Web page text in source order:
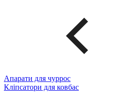
Апарати для чуррос
Кліпсатори для ковбас